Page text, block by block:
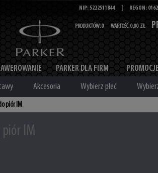
PARKER DLA FIRM PROMOCJE
PRODUKTÓW:0 WARTOŚĆ:0,00 ZŁ
NIP: 5222511844 REGON:
Akcesoria Wybierz płeć
piór IM
piór IM